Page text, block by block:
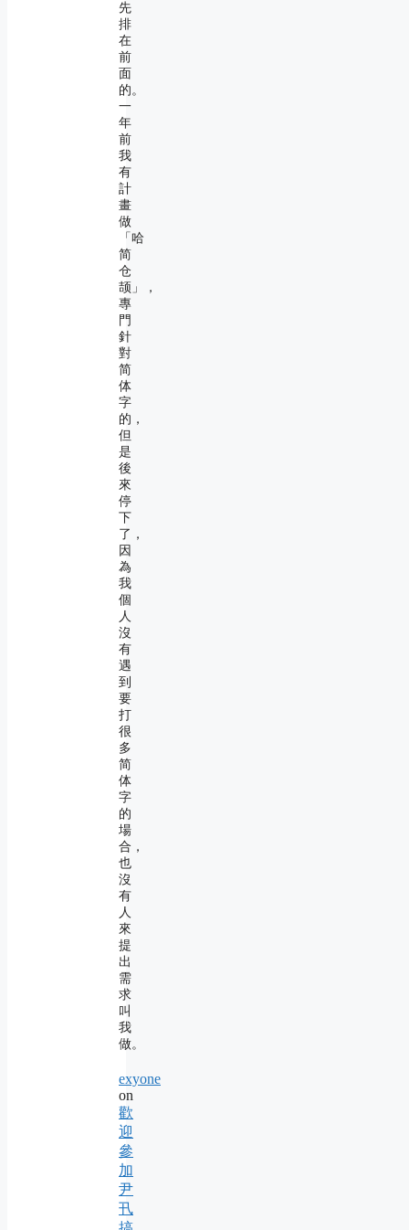
先
排
在
前
面
的。
一
年
前
我
有
計
畫
做
「哈
简
仓
颉」，
專
門
針
對
简
体
字
的，
但
是
後
來
停
下
了，
因
為
我
個
人
沒
有
遇
到
要
打
很
多
简
体
字
的
場
合，
也
沒
有
人
來
提
出
需
求
叫
我
做。
exyone
on
歡
迎
參
加
尹
卂